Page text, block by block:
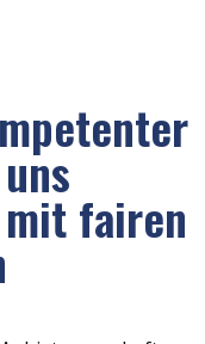
fairen